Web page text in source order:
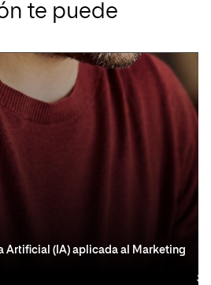
te puede
Artificial (IA) aplicada al Marketing
3